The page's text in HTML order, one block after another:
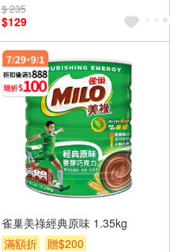
$ 235
$129
雀巢美祿經典原味 1.35kg
滿額折
贈$200